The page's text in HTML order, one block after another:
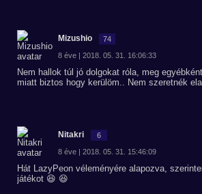
Mizushio 74
8 éve | 2018. 05. 31. 16:06:33
Nem hallok túl jó dolgokat róla, meg
miatt biztos hogy kerülöm.. Nem szeretnék
Nitakri 6
8 éve | 2018. 05. 31. 15:46:09
Hát LazyPeon véleményére alapozva,
játékot 😆 😆